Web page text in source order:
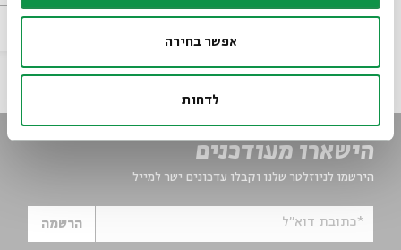
אפשר בחירה
לדחות
הישארו מעודכנים
הירשמו לניוזלטר שלנו וקבלו עדכונים ישר למייל
*כתובת דוא"ל הרשמה